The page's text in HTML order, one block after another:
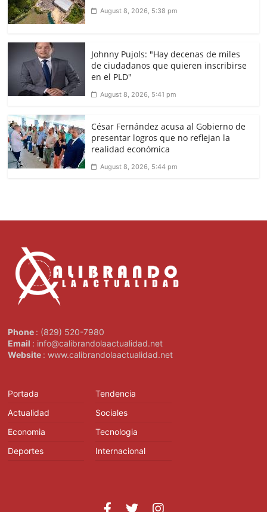
August 8, 2026, 5:38 pm
Johnny Pujols: "Hay decenas de miles
de ciudadanos que quieren inscribirse
en el PLD"
August 8, 2026, 5:41 pm
César Fernández acusa al Gobierno de
presentar logros que no reflejan la
realidad económica
August 8, 2026, 5:44 pm
Phone : (829) 520-7980
Email : info@calibrandolaactualidad.net
Website : www.calibrandolaactualidad.net
Portada
Actualidad
Economia
Deportes
Tendencia
Sociales
Tecnologia
Internacional